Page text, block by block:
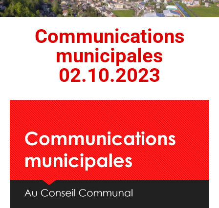
Communications
municipales
02.10.2023